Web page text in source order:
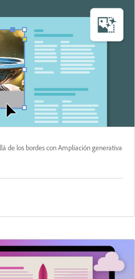
de los bordes con Ampliación generativa